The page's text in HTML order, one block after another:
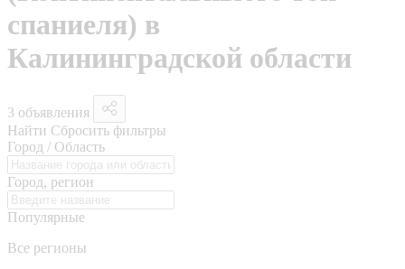
спаниеля) в
Калининградской области
3 объявления
Найти Сбросить фильтры
Город / Область
Город, регион
Популярные
Все регионы